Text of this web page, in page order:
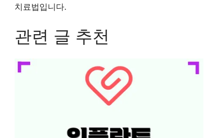
치료법입니다.
관련 글 추천